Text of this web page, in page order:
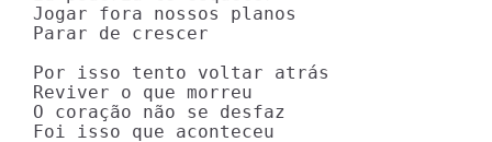
Jogar fora nossos planos
Parar de crescer
Por isso tento voltar atrás
Reviver o que morreu
O coração não se desfaz
Foi isso que aconteceu